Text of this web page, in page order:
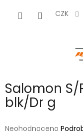
CZK
Salomon S/
blk/Dr g
Průměrné
Neohodnoceno